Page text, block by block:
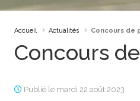
Accueil Actualités Concours de
Concours
Publié le mardi 22 août 2023